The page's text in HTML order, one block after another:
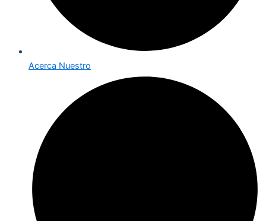
Acerca Nuestro